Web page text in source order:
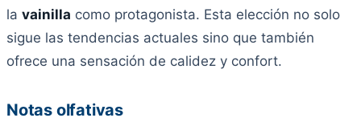
la vainilla como protagonista. Esta elección no solo
sigue las tendencias actuales sino que también
ofrece una sensación de calidez y confort.
Notas olfativas